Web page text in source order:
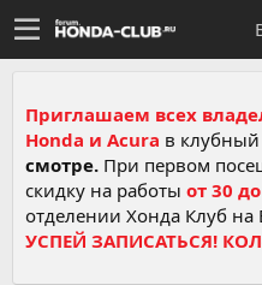
Приглашаем всех
Honda и Acura в клубный
смотре. При первом
скидку на работы от 30
отделении Хонда Клуб на
УСПЕЙ ЗАПИСАТЬСЯ!